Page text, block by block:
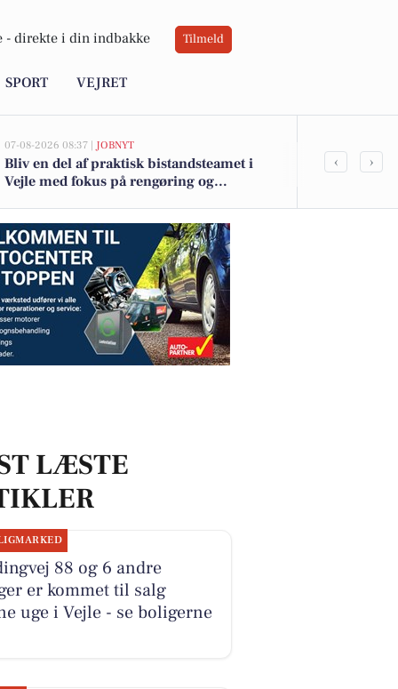
- direkte i din indbakke Tilmeld
SPORT VEJRET
07-08-2026 08:37 | JOBNYT
Bliv en del af praktisk bistandsteamet i
Vejle med fokus på rengøring og
Fem
‹ ›
LÆSTE
88 og 6 andre
er kommet til salg
uge i Vejle - se boligerne